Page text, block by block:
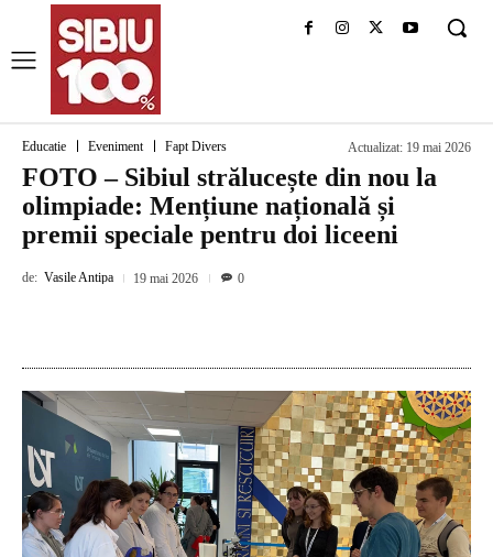
Educatie Eveniment Fapt Divers Actualizat: 19 mai 2026
FOTO – Sibiul strălucește din nou la
olimpiade: Mențiune națională și
premii speciale pentru doi liceeni
de: Vasile Antipa 19 mai 2026 0